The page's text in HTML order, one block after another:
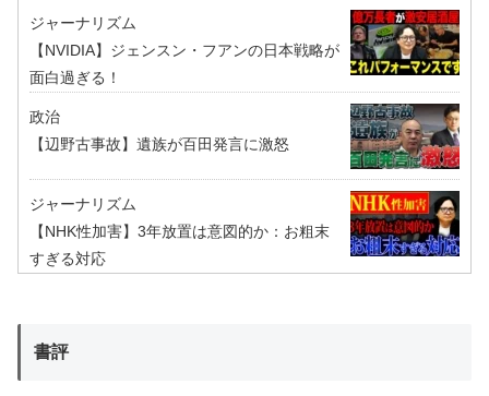
ジャーナリズム
【NVIDIA】ジェンスン・フアンの日本戦略が
面白過ぎる！
政治
【辺野古事故】遺族が百田発言に激怒
ジャーナリズム
【NHK性加害】3年放置は意図的か：お粗末
すぎる対応
書評